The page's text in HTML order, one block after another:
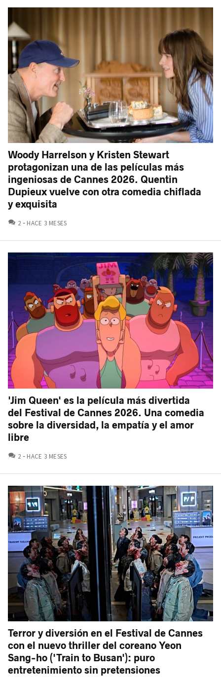
Woody Harrelson y Kristen Stewart
protagonizan una de las películas más
ingeniosas de Cannes 2026. Quentin
Dupieux vuelve con otra comedia chiflada
y exquisita
2 COMENTARIOS
HACE 3 MESES
'Jim Queen' es la película más divertida
del Festival de Cannes 2026. Una comedia
sobre la diversidad, la empatía y el amor
libre
2 COMENTARIOS
HACE 3 MESES
Terror y diversión en el Festival de Cannes
con el nuevo thriller del coreano Yeon
Sang-ho ('Train to Busan'): puro
entretenimiento sin pretensiones